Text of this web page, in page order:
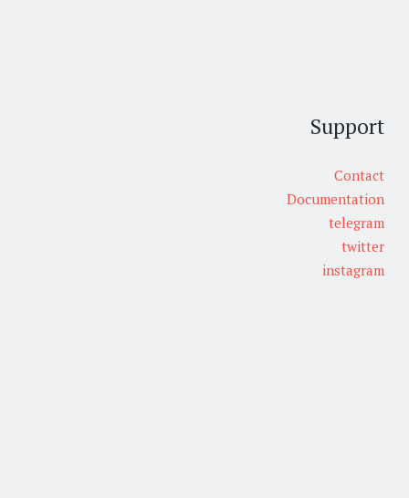
Support
Contact
Documentation
telegram
twitter
instagram